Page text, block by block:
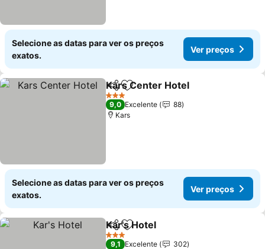
Selecione as datas para ver os preços
exatos.
Ver preços
PartilharAdicionar aos favoritos
Kars Center Hotel
3 Estrelas
9,0 Excelente
88
Kars
Selecione as datas para ver os preços
exatos.
Ver preços
PartilharAdicionar aos favoritos
Kar's Hotel
3 Estrelas
9,1 Excelente
302